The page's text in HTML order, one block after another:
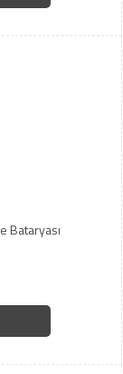
Bataryası